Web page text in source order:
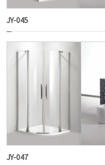
JY-045
JY-047